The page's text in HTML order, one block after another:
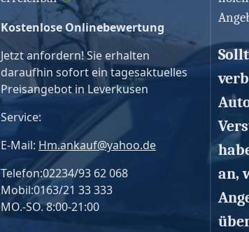
Kostenlose Onlinebewertung
Jetzt anfordern! Sie erhalten
daraufhin sofort ein tagesaktuelles
Preisangebot in Leverkusen
Service:
E-Mail: Hm.ankauf@yahoo.de
Telefon:02234/93 62 068
Mobil:0163/21 33 333
MO.-SO. 8:00-21:00
an,